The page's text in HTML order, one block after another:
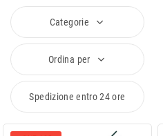
Categorie
Ordina per
Spedizione entro 24 ore